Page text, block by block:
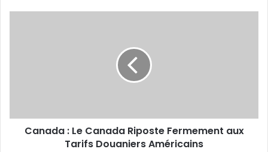
Canada : Le Canada Riposte Fermement aux
Tarifs Douaniers Américains